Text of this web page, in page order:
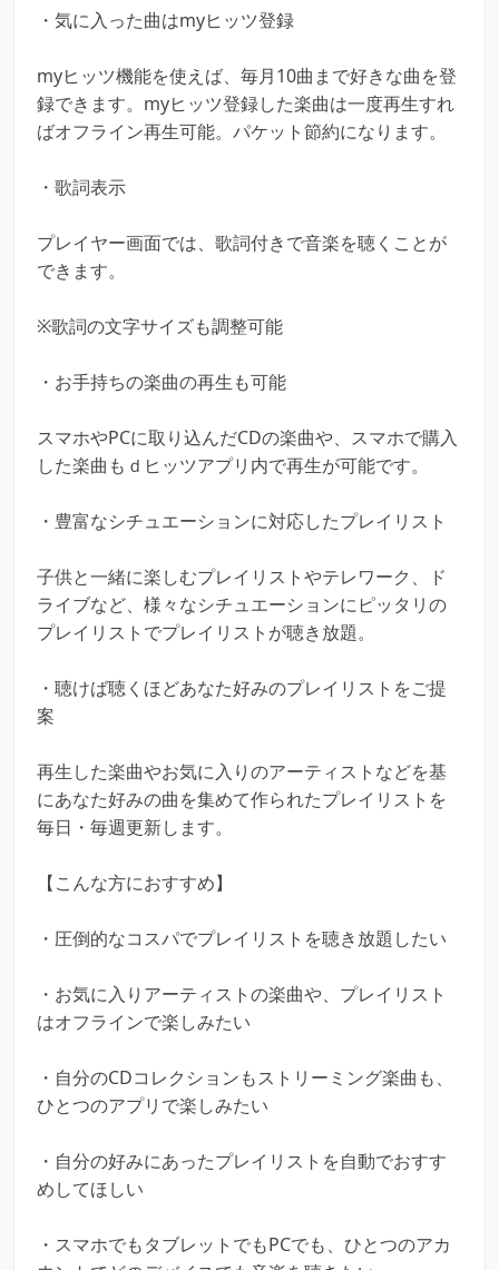
・気に入った曲はmyヒッツ登録
myヒッツ機能を使えば、毎月10曲まで好きな曲を登
録できます。myヒッツ登録した楽曲は一度再生すれ
ばオフライン再生可能。パケット節約になります。
・歌詞表示
プレイヤー画面では、歌詞付きで音楽を聴くことが
できます。
※歌詞の文字サイズも調整可能
・お手持ちの楽曲の再生も可能
スマホやPCに取り込んだCDの楽曲や、スマホで購入
した楽曲もｄヒッツアプリ内で再生が可能です。
・豊富なシチュエーションに対応したプレイリスト
子供と一緒に楽しむプレイリストやテレワーク、ド
ライブなど、様々なシチュエーションにピッタリの
プレイリストでプレイリストが聴き放題。
・聴けば聴くほどあなた好みのプレイリストをご提
案
再生した楽曲やお気に入りのアーティストなどを基
にあなた好みの曲を集めて作られたプレイリストを
毎日・毎週更新します。
【こんな方におすすめ】
・圧倒的なコスパでプレイリストを聴き放題したい
・お気に入りアーティストの楽曲や、プレイリスト
はオフラインで楽しみたい
・自分のCDコレクションもストリーミング楽曲も、
ひとつのアプリで楽しみたい
・自分の好みにあったプレイリストを自動でおすす
めしてほしい
・スマホでもタブレットでもPCでも、ひとつのアカ